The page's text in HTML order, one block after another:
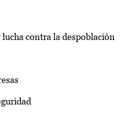
contra la despoblación